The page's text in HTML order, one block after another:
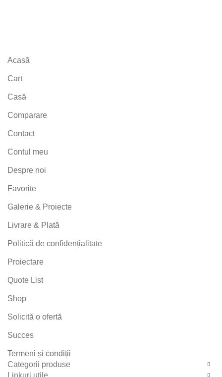
Acasă
Cart
Casă
Comparare
Contact
Contul meu
Despre noi
Favorite
Galerie & Proiecte
Livrare & Plată
Politică de confidențialitate
Proiectare
Quote List
Shop
Solicită o ofertă
Succes
Termeni și condiții
Categorii produse
Linkuri utile